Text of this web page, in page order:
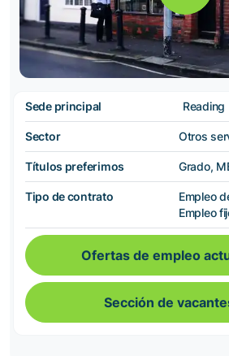
Sede principal Reading
Sector Otros
Títulos preferimos Grado,
Tipo de contrato
Empleo
Empleo
Ofertas de empleo
Sección de